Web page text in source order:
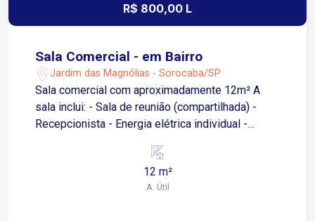
R$ 800,00 L
Sala Comercial - em Bairro
Jardim das Magnólias - Sorocaba/SP
Sala comercial com aproximadamente 12m² A
sala inclui: - Sala de reunião (compartilhada) -
Recepcionista - Energia elétrica individual -
Limpeza de área comum12 m²
A. Útil